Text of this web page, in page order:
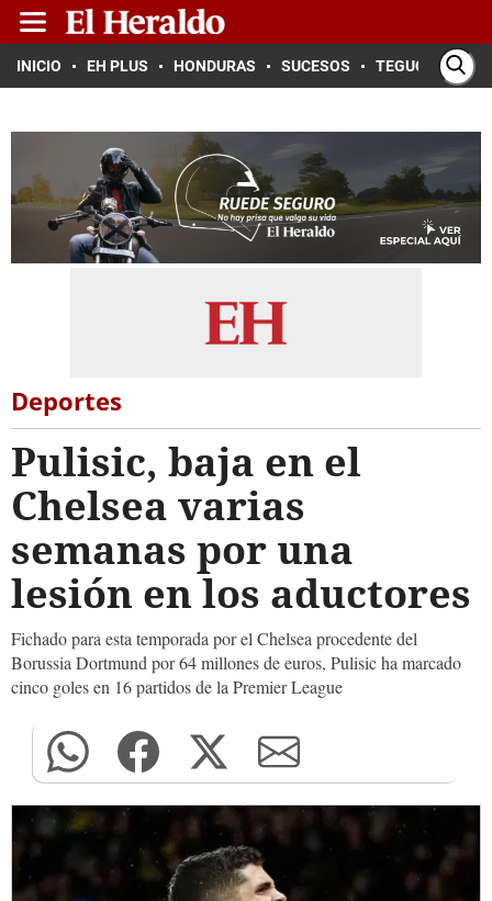
INICIO EH PLUS HONDURAS SUCESOS TEGUCIGALPA
Deportes
Pulisic, baja en el
Chelsea varias
semanas por una
lesión en los aductores
Fichado para esta temporada por el Chelsea procedente del
Borussia Dortmund por 64 millones de euros, Pulisic ha marcado
cinco goles en 16 partidos de la Premier League